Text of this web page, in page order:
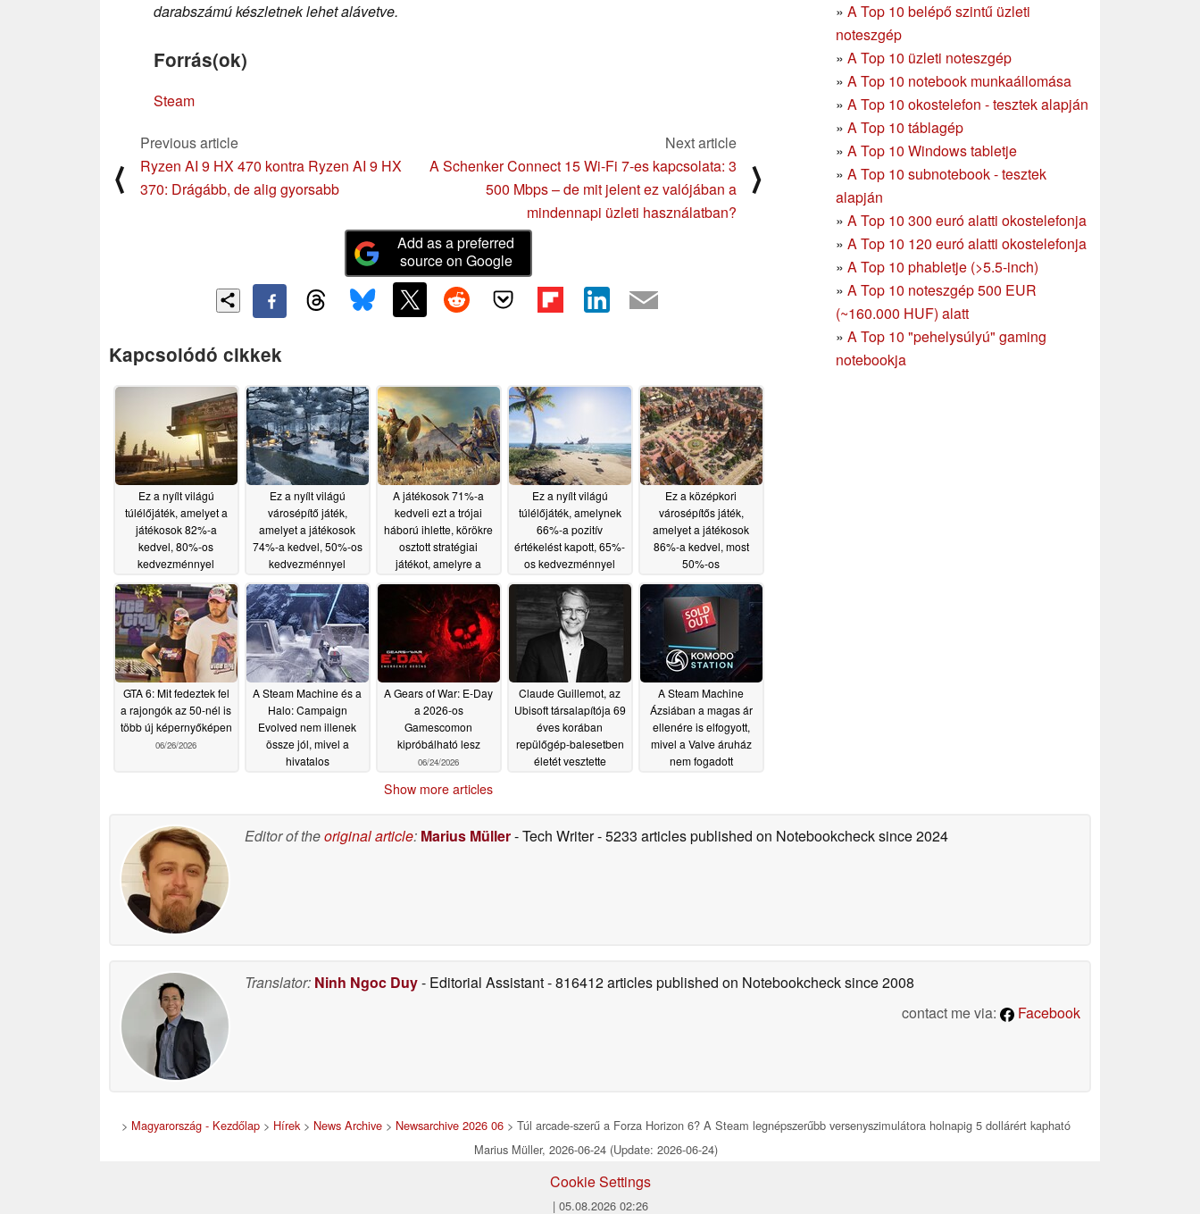
» A Top 10 belépő szintű üzleti
noteszgép
» A Top 10 üzleti noteszgép
» A Top 10 notebook munkaállomása
» A Top 10 okostelefon - tesztek alapján
» A Top 10 táblagép
» A Top 10 Windows tabletje
» A Top 10 subnotebook - tesztek
alapján
» A Top 10 300 euró alatti okostelefonja
» A Top 10 120 euró alatti okostelefonja
» A Top 10 phabletje (>5.5-inch)
» A Top 10 noteszgép 500 EUR
(~160.000 HUF) alatt
» A Top 10 "pehelysúlyú" gaming
notebookja
darabszámú készletnek lehet alávetve.
Forrás(ok)
Steam
⟨
Previous article
Ryzen AI 9 HX 470 kontra Ryzen AI 9 HX
370: Drágább, de alig gyorsabb
Next article
A Schenker Connect 15 Wi-Fi 7-es kapcsolata: 3
500 Mbps – de mit jelent ez valójában a
mindennapi üzleti használatban?
⟩
Add as a preferred
source on Google
Kapcsolódó cikkek
Ez a nyílt világú
túlélőjáték, amelyet a
játékosok 82%-a
kedvel, 80%-os
kedvezménnyel
07/03/2026
Ez a nyílt világú
városépítő játék,
amelyet a játékosok
74%-a kedvel, 50%-os
kedvezménnyel
07/02/2026
A játékosok 71%-a
kedveli ezt a trójai
háború ihlette, körökre
osztott stratégiai
játékot, amelyre a
kedvezményt kínálnak
07/01/2026
Ez a nyílt világú
túlélőjáték, amelynek
66%-a pozitív
értékelést kapott, 65%-
os kedvezménnyel
06/30/2026
Ez a középkori
városépítős játék,
amelyet a játékosok
86%-a kedvel, most
50%-os
kapható a Steam-en
06/29/2026
GTA 6: Mit fedeztek fel
a rajongók az 50-nél is
több új képernyőképen
06/26/2026
A Steam Machine és a
Halo: Campaign
Evolved nem illenek
össze jól, mivel a
hivatalos
kategóriába tartozik
A Gears of War: E-Day
a 2026-os
Gamescomon
kipróbálható lesz
06/24/2026
Claude Guillemot, az
Ubisoft társalapítója 69
éves korában
repülőgép-balesetben
életét vesztette
A Steam Machine
Ázsiában a magas ár
ellenére is elfogyott,
mivel a Valve áruház
nem fogadott
Show more articles
Editor of theoriginal article: Marius Müller- Tech Writer- 5233 articles published on Notebookchecksince 2024
Translator: Ninh Ngoc Duy- Editorial Assistant- 816412 articles published on Notebookchecksince 2008
contact me via:
Facebook
> Magyarország - Kezdőlap> Hírek> News Archive> Newsarchive 2026 06> Túl arcade-szerű a Forza Horizon 6? A Steam legnépszerűbb versenyszimulátora holnapig 5 dollárért kapható
Marius Müller, 2026-06-24 (Update: 2026-06-24)
Cookie Settings
| 05.08.2026 02:26